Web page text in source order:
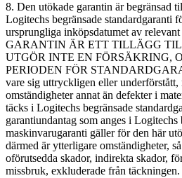
8. Den utökade garantin är begränsad
Logitechs begränsade standardgaranti
ursprungliga inköpsdatumet av
GARANTIN ÄR ETT TILLÄGG
UTGÖR INTE EN FÖRSÄKRING,
PERIODEN FÖR
vare sig uttryckligen eller underförstått,
omständigheter annat än defekter i
täcks i Logitechs begränsade
garantiundantag som anges i Logitechs
maskinvarugaranti gäller för den här
därmed är ytterligare omständigheter,
oförutsedda skador, indirekta skador,
missbruk, exkluderade från täckningen.